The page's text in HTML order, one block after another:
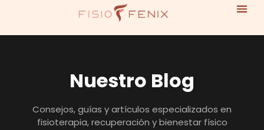
Nuestro Blog
Consejos, guías y artículos especializados en
fisioterapia, recuperación y bienestar físico